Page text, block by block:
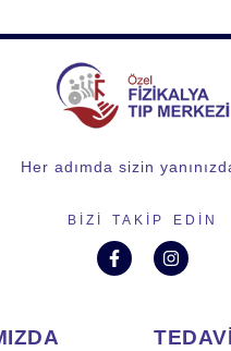
Her adımda sizin
BIZI TAKIP EDIN